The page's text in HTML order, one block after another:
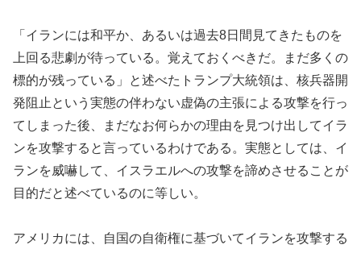
「イランには和平か、あるいは過去8日間見てきたものを
上回る悲劇が待っている。覚えておくべきだ。まだ多くの
標的が残っている」と述べたトランプ大統領は、核兵器開
発阻止という実態の伴わない虚偽の主張による攻撃を行っ
てしまった後、まだなお何らかの理由を見つけ出してイラ
ンを攻撃すると言っているわけである。実態としては、イ
ランを威嚇して、イスラエルへの攻撃を諦めさせることが
目的だと述べているのに等しい。
アメリカには、自国の自衛権に基づいてイランを攻撃する